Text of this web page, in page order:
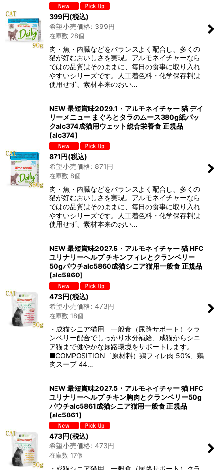
399円(税込)
希望小売価格: 399円
在庫数 28個
肉・魚・内臓などをバランスよく配合し、多くの
猫が好むおいしさを実現。アルモネイチャーなら
ではの品質はそのままに、毎日の食事に取り入れ
やすいシリーズです。人工着色料・化学保存料は
使用せず、素材本来のおい…
NEW 最短賞味2029.1・アルモネイチャー 猫 デイ
リーメニュー まぐろとタラのムース380g紙パッ
クalc374成猫用ウェット総合栄養食 正規品
[alc374]
871円(税込)
希望小売価格: 871円
在庫数 8個
肉・魚・内臓などをバランスよく配合し、多くの
猫が好むおいしさを実現。アルモネイチャーなら
ではの品質はそのままに、毎日の食事に取り入れ
やすいシリーズです。人工着色料・化学保存料は
使用せず、素材本来のおい…
NEW 最短賞味2027.5・アルモネイチャー 猫 HFC
ユリナリーヘルプ チキンフィレとクランベリー
50gパウチalc5860成猫シニア猫用一般食 正規品
[alc5860]
473円(税込)
希望小売価格: 473円
在庫数 18個
・成猫シニア猫用 一般食（尿路サポート）クラ
ンベリー配合でしっかり水分補給、成猫からシニ
ア猫まで健やかな尿路環境をサポートします。
■COMPOSITION（原材料）鶏フィレ肉 50%、鶏
肉スープ 44…
NEW 最短賞味2027.5・アルモネイチャー 猫 HFC
ユリナリーヘルプ チキン胸肉とクランベリー50g
パウチalc5861成猫シニア猫用一般食 正規品
[alc5861]
473円(税込)
希望小売価格: 473円
在庫数 17個